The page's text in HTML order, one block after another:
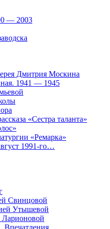
— 2003
Дмитрия Москина
1941 — 1945
«Сестра таланта»
«Ремарка»
1991-го…
Свинцовой
Утышевой